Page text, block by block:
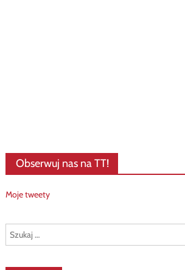
Obserwuj nas na TT!
Moje tweety
Szukaj: